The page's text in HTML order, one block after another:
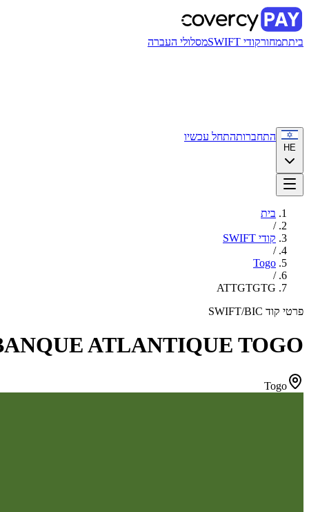
ביתתמחורקודי SWIFT מסלולי העברה
HE
התחברותהתחל עכשיו
בית
/
קודי SWIFT
/
Togo
/
ATTGTGTG
פרטי קוד SWIFT/BIC
ATLANTIQUE TOGO
Togo